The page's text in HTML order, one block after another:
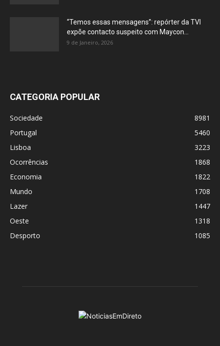
“Temos essas mensagens”: repórter da TVI
expõe contacto suspeito com Maycon...
9 de Janeiro, 2026
CATEGORIA POPULAR
Sociedade
8981
Portugal
5460
Lisboa
3223
Ocorrências
1868
Economia
1822
Mundo
1708
Lazer
1447
Oeste
1318
Desporto
1085